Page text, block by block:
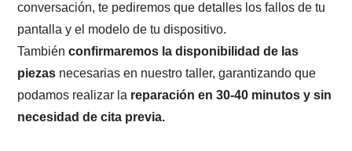
conversación, te pediremos que detalles los fallos de tu
pantalla y el modelo de tu dispositivo.
Tambiénconfirmaremos la disponibilidad de las
piezas necesarias en nuestro taller, garantizando que
podamos realizar la reparación en 30-40 minutos y sin
necesidad de cita previa.